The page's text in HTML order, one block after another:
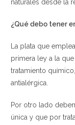
naturales desde la
¿Qué debo tener
La plata que
primera ley a la
tratamiento
antialérgica.
Por otro lado
única y que por